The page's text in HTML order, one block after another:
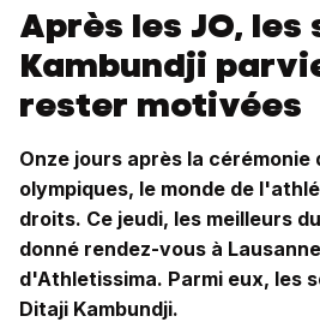
Après les JO,
Kambundji
rester motivées
Onze jours après la
olympiques, le monde de
droits. Ce jeudi, les meilleurs
donné rendez-vous à
d'Athletissima. Parmi eux, les
Ditaji Kambundji.